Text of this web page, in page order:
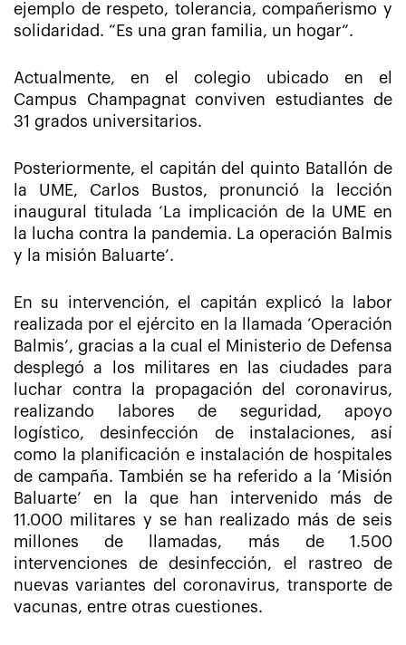
ejemplo de respeto, tolerancia, compañerismo y
solidaridad. “Es una gran familia, un hogar”.
Actualmente, en el colegio ubicado en el
Campus Champagnat conviven estudiantes de
31 grados universitarios.
Posteriormente, el capitán del quinto Batallón de
la UME, Carlos Bustos, pronunció la lección
inaugural titulada ‘La implicación de la UME en
la lucha contra la pandemia. La operación Balmis
y la misión Baluarte’.
En su intervención, el capitán explicó la labor
realizada por el ejército en la llamada ‘Operación
Balmis’, gracias a la cual el Ministerio de Defensa
desplegó a los militares en las ciudades para
luchar contra la propagación del coronavirus,
realizando labores de seguridad, apoyo
logístico, desinfección de instalaciones, así
como la planificación e instalación de hospitales
de campaña. También se ha referido a la ‘Misión
Baluarte’ en la que han intervenido más de
11.000 militares y se han realizado más de seis
millones de llamadas, más de 1.500
intervenciones de desinfección, el rastreo de
nuevas variantes del coronavirus, transporte de
vacunas, entre otras cuestiones.